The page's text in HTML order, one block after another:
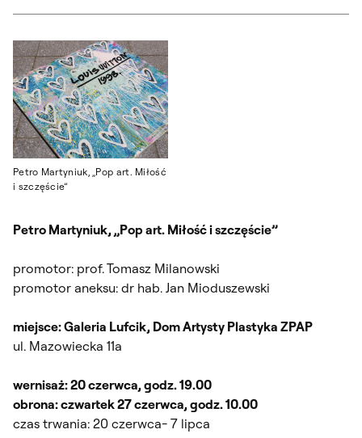
Petro Martyniuk, „Pop art. Miłość
i szczęście”
Petro Martyniuk, „Pop art. Miłość i szczęście”
promotor: prof. Tomasz Milanowski
promotor aneksu: dr hab. Jan Mioduszewski
miejsce: Galeria Lufcik, Dom Artysty Plastyka ZPAP
ul. Mazowiecka 11a
wernisaż: 20 czerwca, godz. 19.00
obrona: czwartek 27 czerwca, godz. 10.00
czas trwania: 20 czerwca- 7 lipca